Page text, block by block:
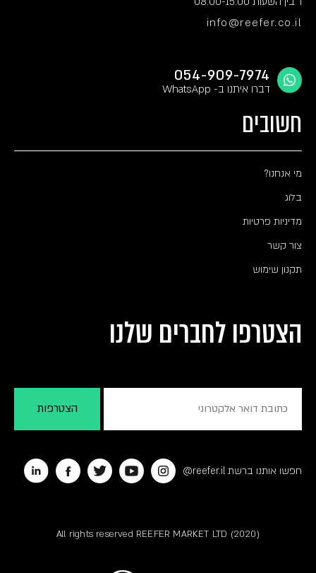
info@reefer.co.il
054-909-7974
דברו איתנו ב- WhatsApp
חשובים
מי אנחנו?
בלוג
מדיניות פרטיות
צור קשר
תקנון שימוש
הצטרפו לחברים שלנו
חפשו אותנו ברשת reefer.il@
All rights reserved REEFER MARKET LTD (2020)